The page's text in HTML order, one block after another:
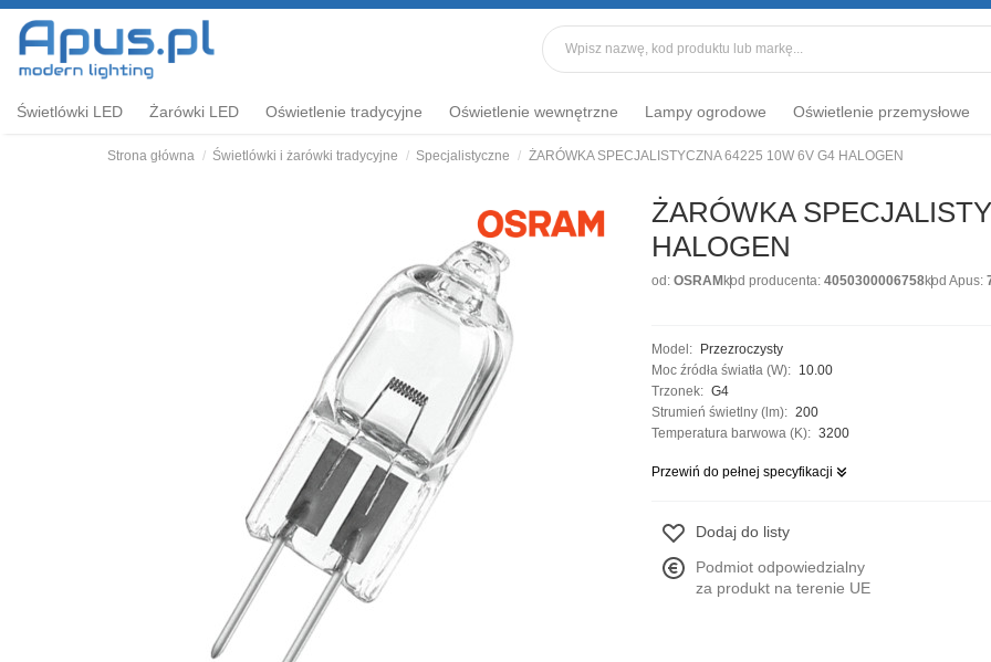
Świetlówki LED Żarówki LED Oświetlenie tradycyjne Oświetlenie wewnętrzne Lampy ogrodowe Oświetlenie przemysłowe
Strona główna Świetlówki i żarówki tradycyjne Specjalistyczne ŻARÓWKA SPECJALISTYCZNA 64225 10W 6V G4 HALOGEN
ŻARÓWKA
HALOGEN
od: OSRAM kod producenta: 4050300006758kod Apus:
Model:
Przezroczysty
Moc źródła światła (W): 10.00
Trzonek: G4
Strumień świetlny (lm): 200
Temperatura barwowa (K): 3200
Przewiń do pełnej specyfikacji
Dodaj do listy
Podmiot odpowiedzialny
za produkt na terenie UE